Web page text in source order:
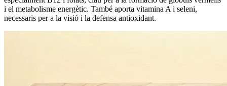
i el metabolisme energètic. També aporta vitamina A i seleni,
necessaris per a la visió i la defensa antioxidant.